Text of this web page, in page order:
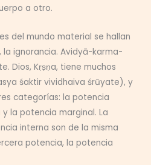
a otro.
del mundo material se hallan
ignorancia. Avidyā-karma-
Dios, Kṛṣṇa, tiene muchos
śaktir vividhaiva śrūyate), y
categorías: la potencia
la potencia marginal. La
interna son de la misma
potencia, la potencia